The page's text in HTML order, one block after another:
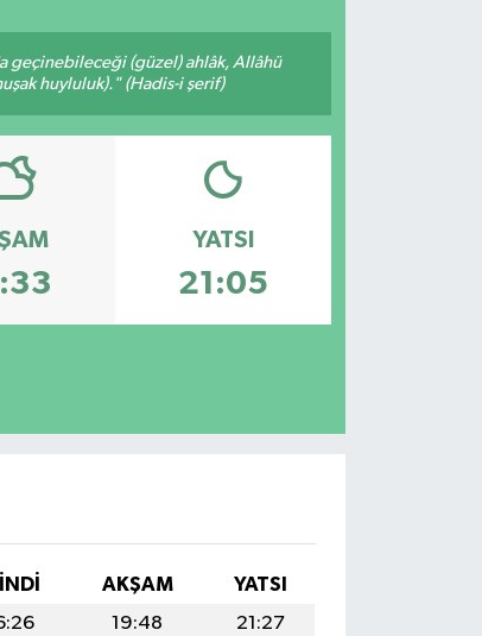
geçinebileceği (güzel) ahlâk, Allâhü
huyluluk)." (Hadis-i şerif)
YATSI
21:05
AKŞAM
YATSI
19:48
21:27